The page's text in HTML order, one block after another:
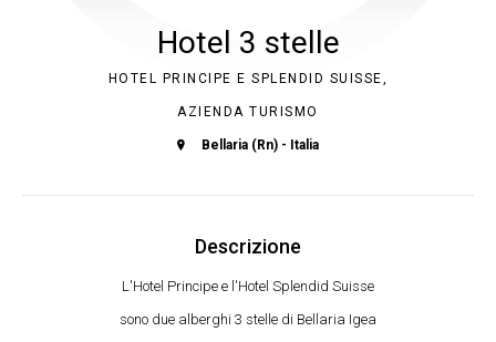
Hotel 3 stelle
HOTEL PRINCIPE E SPLENDID SUISSE,
AZIENDA TURISMO
Bellaria (Rn) - Italia
Descrizione
L'Hotel Principe e l'Hotel Splendid Suisse
sono due alberghi 3 stelle di Bellaria Igea